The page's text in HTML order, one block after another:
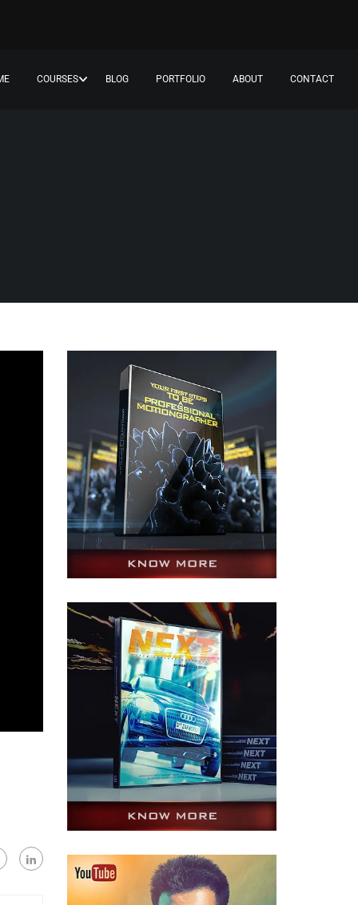
COURSES BLOG PORTFOLIO ABOUT CONTACT